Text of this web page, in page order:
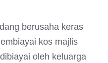
berusaha keras
kos majlis
oleh keluarga